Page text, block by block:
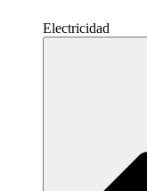
Electricidad